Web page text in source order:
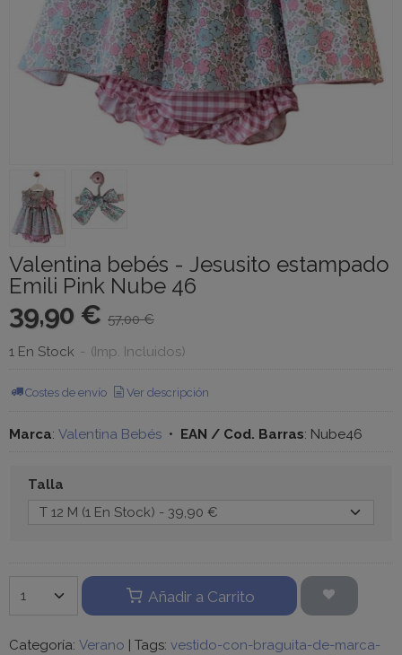
Valentina bebés - Jesusito estampado
Emili Pink Nube 46
39,90 € 57,00 €
1 En Stock - (Imp. Incluidos)
Costes de envío Ver descripción
Marca: Valentina Bebés • EAN / Cod. Barras: Nube46
Talla
Añadir a Carrito
Categoría: Verano Tags: vestido-con-braguita-de-marca-